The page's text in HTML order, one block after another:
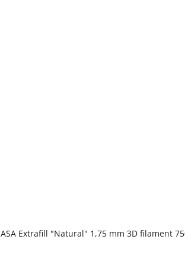
ASA Extrafill "Natural" 1,75 mm 3D filament